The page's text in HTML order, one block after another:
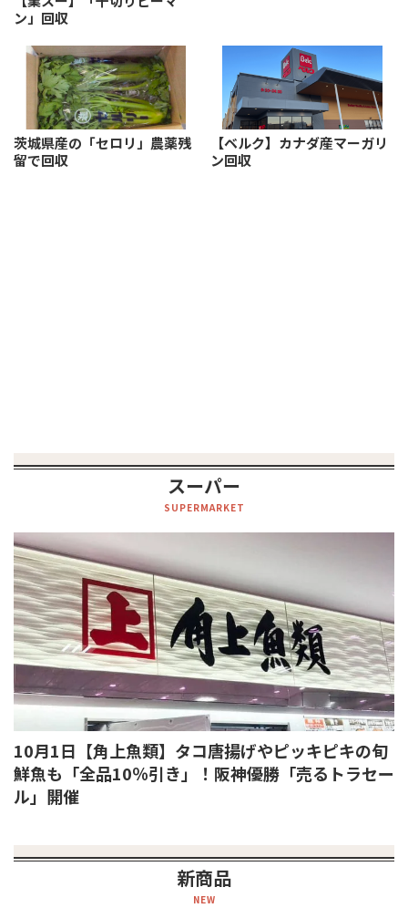
ン」回収
茨城県産の「セロリ」農薬残
留で回収
【ベルク】カナダ産マーガリ
ン回収
スーパー
SUPERMARKET
10月1日【⾓上⿂類】タコ唐揚げやピッキピキの旬
鮮魚も「全品10％引き」！阪神優勝「売るトラセー
ル」開催
新商品
NEW